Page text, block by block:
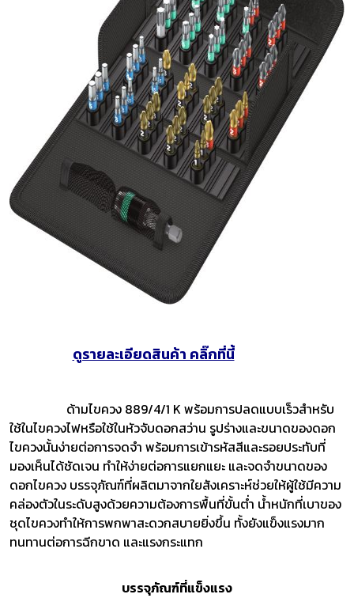
ดูรายละเอียดสินค้า คลิ๊กที่นี้
ด้ามไขควง 889/4/1 K พร้อมการปลดแบบเร็วสำหรับ
ใช้ในไขควงไฟหรือใช้ในหัวจับดอกสว่าน รูปร่างและขนาดของดอก
ไขควงนั้นง่ายต่อการจดจำ พร้อมการเข้ารหัสสีและรอยประทับที่
มองเห็นได้ชัดเจน ทำให้ง่ายต่อการแยกแยะ และจดจำขนาดของ
ดอกไขควง บรรจุภัณฑ์ที่ผลิตมาจากใยสังเคราะห์ช่วยให้ผู้ใช้มีความ
คล่องตัวในระดับสูงด้วยความต้องการพื้นที่ขั้นต่ำ น้ำหนักที่เบาของ
ชุดไขควงทำให้การพกพาสะดวกสบายยิ่งขึ้น ทั้งยังแข็งแรงมาก
ทนทานต่อการฉีกขาด และแรงกระแทก
บรรจุภัณฑ์ที่แข็งแรง